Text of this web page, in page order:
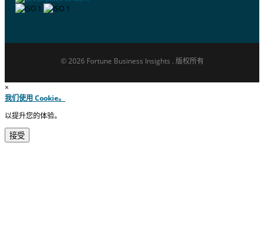
© 2026 Fortune Business Insights . 版权所有
×
我们使用 Cookie。
以提升您的体验。
接受